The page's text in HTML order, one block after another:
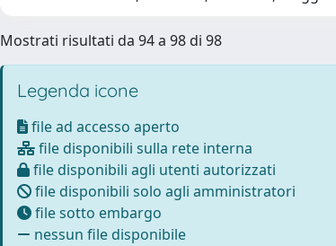
Mostrati risultati da 94 a 98 di 98
Legenda icone
file ad accesso aperto
file disponibili sulla rete interna
file disponibili agli utenti autorizzati
file disponibili solo agli amministratori
file sotto embargo
nessun file disponibile